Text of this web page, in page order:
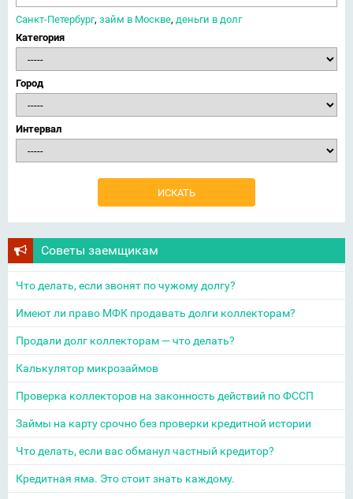
Санкт-Петербург, займ в Москве, деньги в долг
Категория
Город
Интервал
Советы заемщикам
Что делать, если звонят по чужому долгу?
Имеют ли право МФК продавать долги коллекторам?
Продали долг коллекторам — что делать?
Калькулятор микрозаймов
Проверка коллекторов на законность действий по ФССП
Займы на карту срочно без проверки кредитной истории
Что делать, если вас обманул частный кредитор?
Кредитная яма. Это стоит знать каждому.